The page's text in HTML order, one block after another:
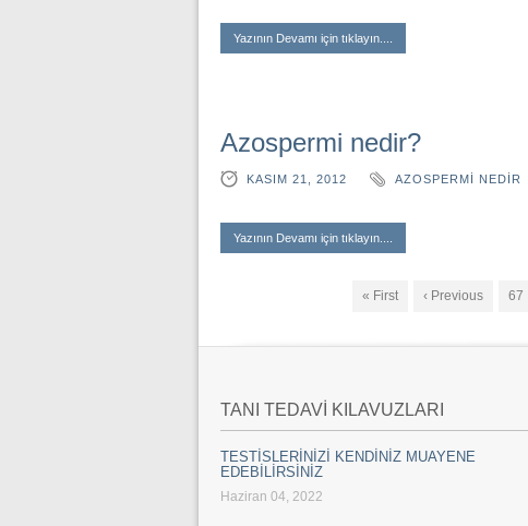
Yazının Devamı için tıklayın....
Azospermi nedir?
KASIM 21, 2012 AZOSPERMI NEDIR
Yazının Devamı için tıklayın....
« First ‹ Previous 67
TANI TEDAVİ KILAVUZLARI
TESTİSLERİNİZİ KENDİNİZ MUAYENE
EDEBİLİRSİNİZ
Haziran 04, 2022